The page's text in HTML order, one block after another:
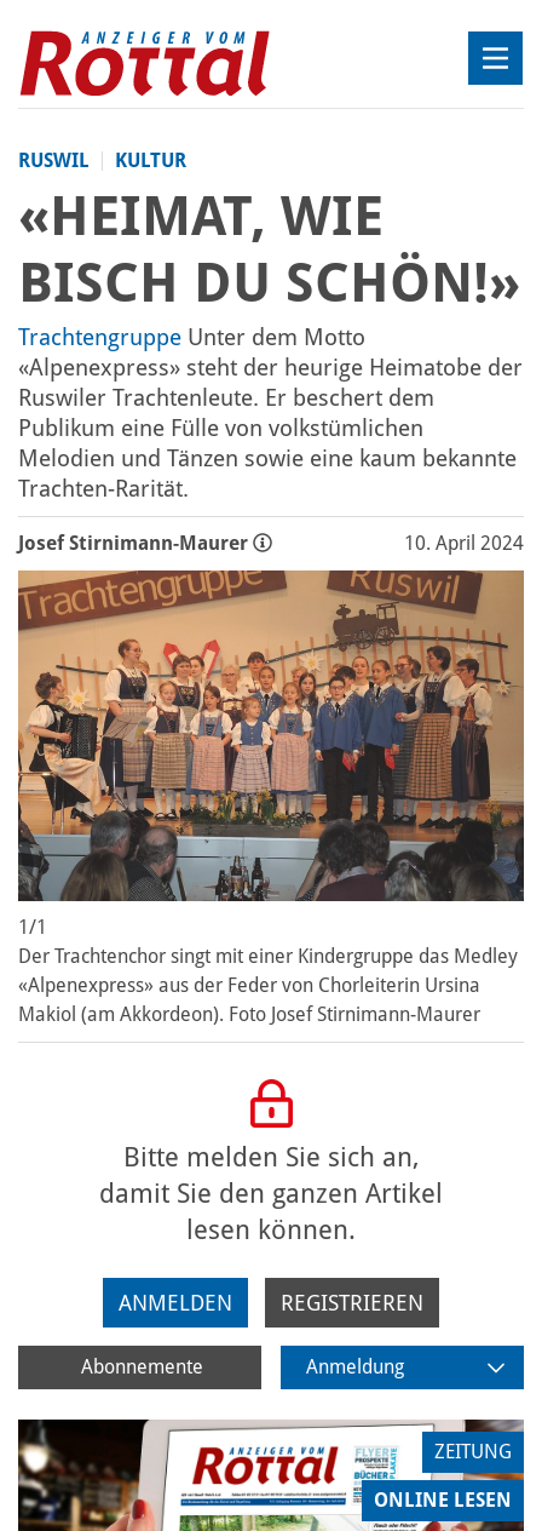
RUSWIL KULTUR
«HEIMAT, WIE
BISCH DU SCHÖN!»
Trachtengruppe Unter dem Motto
«Alpenexpress» steht der heurige Heimatobe der
Ruswiler Trachtenleute. Er beschert dem
Publikum eine Fülle von volkstümlichen
Melodien und Tänzen sowie eine kaum bekannte
Trachten-Rarität.
Josef Stirnimann-Maurer 10. April 2024
1/1
Der Trachtenchor singt mit einer Kindergruppe das Medley
«Alpenexpress» aus der Feder von Chorleiterin Ursina
Makiol (am Akkordeon). Foto Josef Stirnimann-Maurer
Bitte melden Sie sich an,
damit Sie den ganzen Artikel
lesen können.
ANMELDEN REGISTRIEREN
Abonnemente Anmeldung
ZEITUNG
ONLINE LESEN